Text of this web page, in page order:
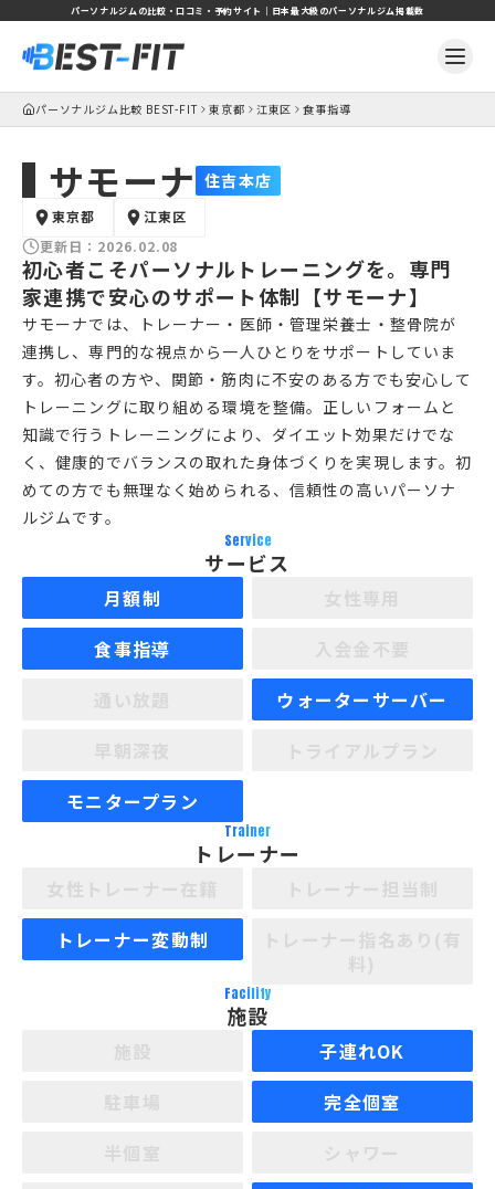
パーソナルジムの比較・口コミ・予約サイト｜日本最大級のパーソナルジム掲載数
パーソナルジム比較 BEST-FIT 東京都 江東区 食事指導
サモーナ 住吉本店
東京都
江東区
更新日： 2026.02.08
初心者こそパーソナルトレーニングを。専門
家連携で安心のサポート体制【サモーナ】
サモーナでは、トレーナー・医師・管理栄養士・整骨院が
連携し、専門的な視点から一人ひとりをサポートしていま
す。初心者の方や、関節・筋肉に不安のある方でも安心して
トレーニングに取り組める環境を整備。正しいフォームと
知識で行うトレーニングにより、ダイエット効果だけでな
く、健康的でバランスの取れた身体づくりを実現します。初
めての方でも無理なく始められる、信頼性の高いパーソナ
ルジムです。
Service
サービス
月額制
食事指導
ウォーターサーバー
モニタープラン
Trainer
トレーナー
トレーナー変動制
Facility
施設
子連れOK
完全個室